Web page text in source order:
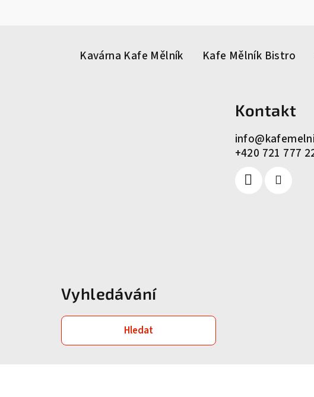
Kavárna Kafe Mělník Kafe Mělník Bistro
Kontakt
info@
+420 721 777
Vyhledávání
Hledat